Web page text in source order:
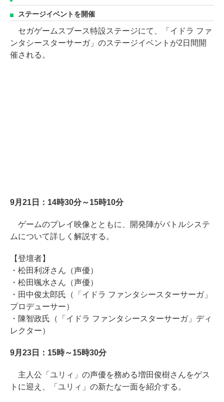
ステージイベントを開催
セガゲームスブース特設ステージにて、「イドラ ファ
ンタシースターサーガ」のステージイベントが2日間開
催される。
9月21日：14時30分～15時10分
ゲームのプレイ映像とともに、開発陣がバトルシステ
ムについて詳しく解説する。
【登壇者】
・松田利冴さん（声優）
・松田颯水さん（声優）
・田中俊太郎氏（「イドラ ファンタシースターサーガ」
プロデューサー）
・陳智政氏（「イドラ ファンタシースターサーガ」ディ
レクター）
9月23日：15時～15時30分
主人公「ユリィ」の声優を務める増田俊樹さんをゲス
トに迎え、「ユリィ」の新たな一面を紹介する。